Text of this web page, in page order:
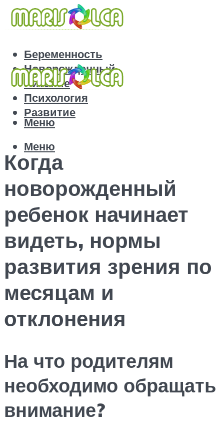
Беременность
Новорожденный
Питание
Психология
Развитие
Меню
Меню
Когда
новорожденный
ребенок начинает
видеть, нормы
развития зрения по
месяцам и
отклонения
На что родителям
необходимо обращать
внимание?